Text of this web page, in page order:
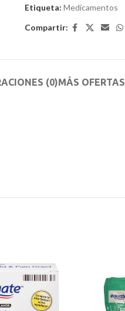
Etiqueta: Medicamentos
Compartir:
(0)MÁS OFERTAS